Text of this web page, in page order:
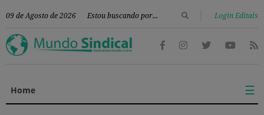
09 de Agosto de 2026 Login Editais
Home ☰